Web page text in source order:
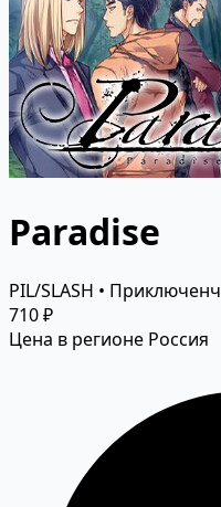
Paradise
PIL/SLASH •
710 ₽
Цена в регионе Россия